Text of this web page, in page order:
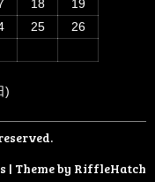
18
19
25
26
)
| Theme by RiffleHatch